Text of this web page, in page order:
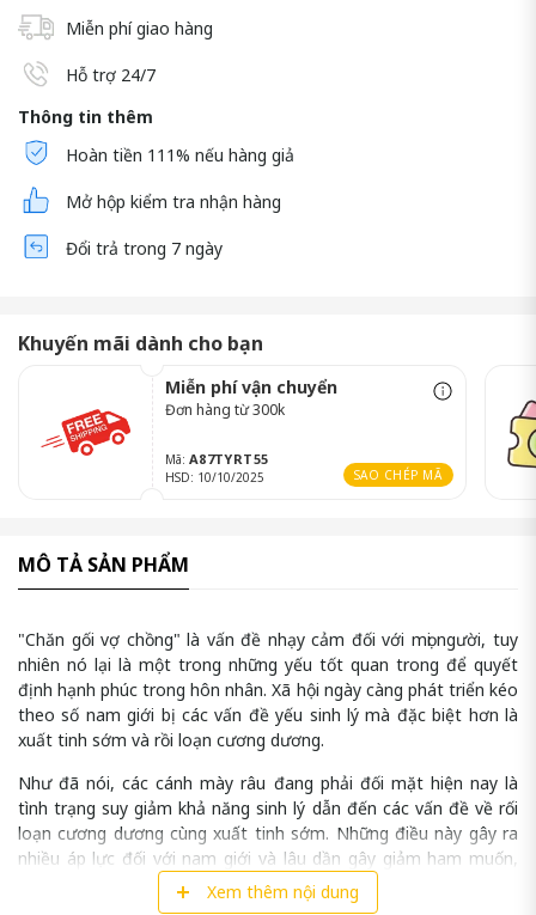
Miễn phí giao hàng
Hỗ trợ 24/7
Thông tin thêm
Hoàn tiền 111% nếu hàng giả
Mở hộp kiểm tra nhận hàng
Đổi trả trong 7 ngày
Khuyến mãi dành cho bạn
Miễn phí vận chuyển
Đơn hàng từ 300k
Mã: A87TYRT55
HSD: 10/10/2025 SAO CHÉP MÃ
MÔ TẢ SẢN PHẨM
"Chăn gối vợ chồng" là vấn đề nhạy cảm đối với mọi người, tuy
nhiên nó lại là một trong những yếu tốt quan trong để quyết
định hạnh phúc trong hôn nhân. Xã hội ngày càng phát triển kéo
theo số nam giới bị các vấn đề yếu sinh lý mà đặc biệt hơn là
xuất tinh sớm và rồi loạn cương dương.
Như đã nói, các cánh mày râu đang phải đối mặt hiện nay là
tình trạng suy giảm khả năng sinh lý dẫn đến các vấn đề về rối
loạn cương dương cùng xuất tinh sớm. Những điều này gây ra
nhiều áp lực đối với nam giới và lâu dần gây giảm ham muốn,
lãnh cảm, nguy hiểm hơn mất khả năng tình dục nếu không cải
thiện kịp thời. Từ đó làm giảm chất lượng cuộc sống và ảnh
Xem thêm nội dung